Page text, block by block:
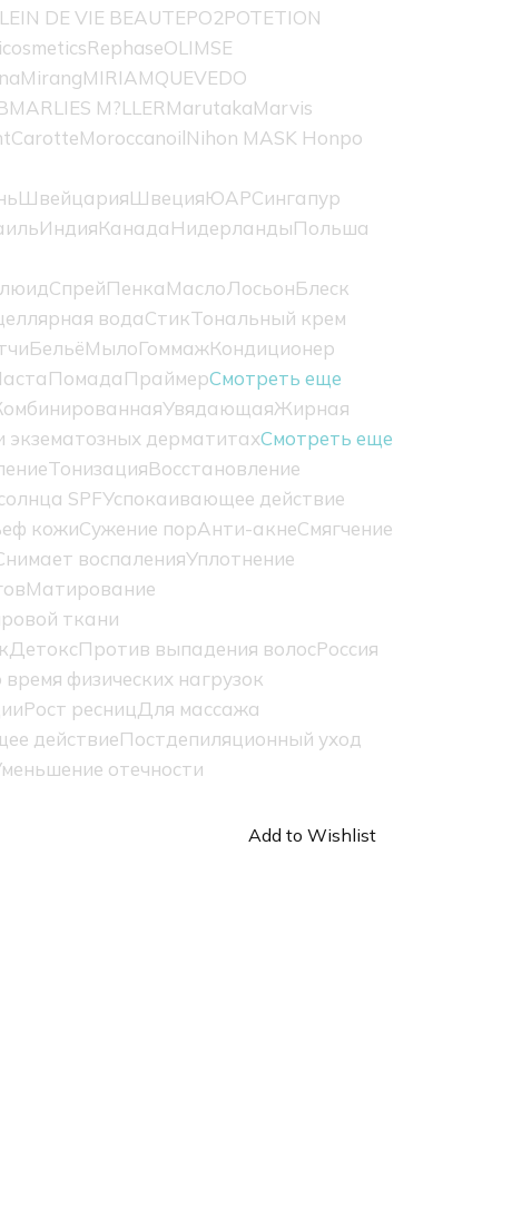
DE VIE BEAUTEPO2POTETION
RephaseOLIMSE
MirangMIRIAMQUEVEDO
MARLIES M?LLERMarutakaMarvis
MoroccanoilNihon MASK Honpo
ШвейцарияШвецияЮАРСингапур
ИндияКанадаНидерландыПольша
СпрейПенкаМаслоЛосьонБлеск
водаСтикТональный крем
БельёМылоГоммажКондиционер
ПомадаПраймерСмотреть еще
УвядающаяЖирная
экзематозных дерматитахСмотреть еще
ТонизацияВосстановление
SPFУспокаивающее действие
кожиСужение порАнти-акнеСмягчение
воспаленияУплотнение
Матирование
ткани
ДетоксПротив выпадения волосРоссия
физических нагрузок
Рост ресницДля массажа
действиеПостдепиляционный уход
отечности
Add to Wishlist